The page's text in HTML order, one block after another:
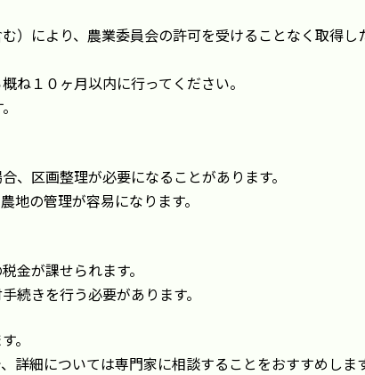
）により、農業委員会の許可を受けることなく取得
ね１０ヶ月以内に行ってください。
、区画整理が必要になることがあります。
地の管理が容易になります。
金が課せられます。
続きを行う必要があります。
。
詳細については専門家に相談することをおすすめします